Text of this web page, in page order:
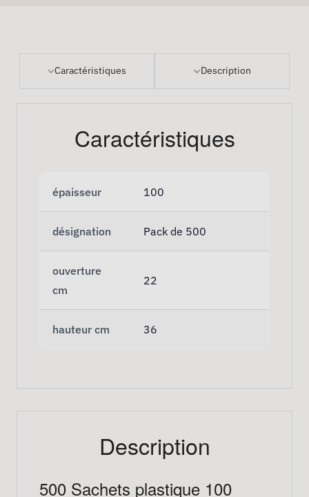
Caractéristiques Description
Caractéristiques
épaisseur 100
désignation Pack de 500
ouverture
cm
22
hauteur cm 36
Description
500 Sachets plastique 100